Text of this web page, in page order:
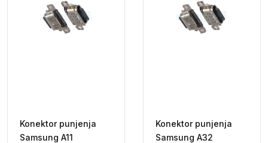
Konektor punjenja
Samsung A11
Konektor punjenja
Samsung A32